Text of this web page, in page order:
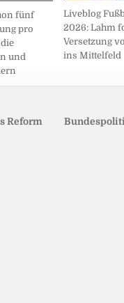
fünf
pro
und
Liveblog
2026: Lahm
Versetzung
ins Mittelfeld
Reform